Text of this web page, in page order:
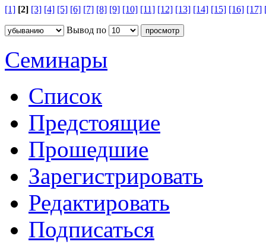
[1] [2] [3] [4] [5] [6] [7] [8] [9] [10] [11] [12] [13] [14] [15] [16] [17]
Вывод по
Семинары
Список
Предстоящие
Прошедшие
Зарегистрировать
Редактировать
Подписаться